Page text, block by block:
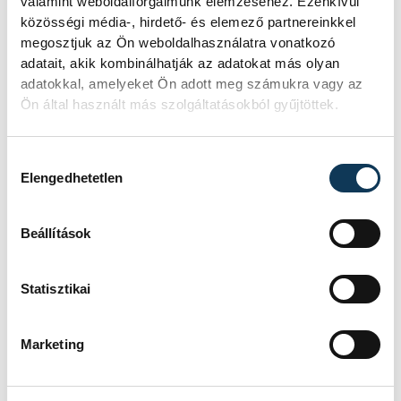
közösségi média-, hirdető- és elemező partnereinkkel
megosztjuk az Ön weboldalhasználatra vonatkozó
adatait, akik kombinálhatják az adatokat más olyan
adatokkal, amelyeket Ön adott meg számukra vagy az
Ön által használt más szolgáltatásokból gyűjtöttek.
Elengedhetetlen
Beállítások
Statisztikai
Marketing
SPORTCSARNOK
EREDMÉNY
23-24
IDŐPONT
EREDMÉNY